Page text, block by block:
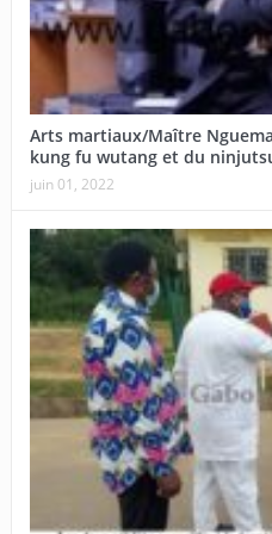
Arts martiaux/Maître
kung fu wutang et du
juin 01, 2022